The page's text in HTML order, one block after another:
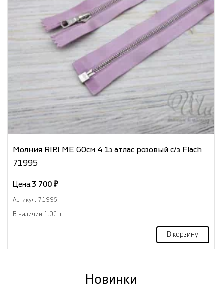
Молния RIRI МЕ 60см 4 1з атлас розовый с/з Flach
71995
Цена:3 700 ₽
Артикул: 71995
В наличии 1.00 шт
В корзину
Новинки